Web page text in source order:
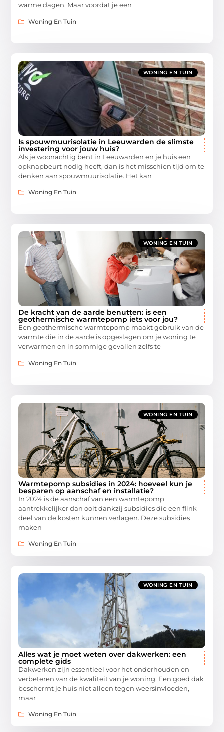
warme dagen. Maar voordat je een
Woning En Tuin
WONING EN TUIN
Is spouwmuurisolatie in Leeuwarden de slimste
investering voor jouw huis?
Als je woonachtig bent in Leeuwarden en je huis een
opknapbeurt nodig heeft, dan is het misschien tijd om te
denken aan spouwmuurisolatie. Het kan
Woning En Tuin
WONING EN TUIN
De kracht van de aarde benutten: is een
geothermische warmtepomp iets voor jou?
Een geothermische warmtepomp maakt gebruik van de
warmte die in de aarde is opgeslagen om je woning te
verwarmen en in sommige gevallen zelfs te
Woning En Tuin
WONING EN TUIN
Warmtepomp subsidies in 2024: hoeveel kun je
besparen op aanschaf en installatie?
In 2024 is de aanschaf van een warmtepomp
aantrekkelijker dan ooit dankzij subsidies die een flink
deel van de kosten kunnen verlagen. Deze subsidies
maken
Woning En Tuin
WONING EN TUIN
Alles wat je moet weten over dakwerken: een
complete gids
Dakwerken zijn essentieel voor het onderhouden en
verbeteren van de kwaliteit van je woning. Een goed dak
beschermt je huis niet alleen tegen weersinvloeden,
maar
Woning En Tuin